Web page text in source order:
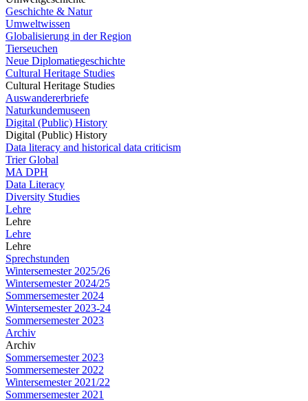
Geschichte & Natur
Umweltwissen
Globalisierung in der Region
Tierseuchen
Neue Diplomatiegeschichte
Cultural Heritage Studies
Cultural Heritage Studies
Auswandererbriefe
Naturkundemuseen
Digital (Public) History
Digital (Public) History
Data literacy and historical data criticism
Trier Global
MA DPH
Data Literacy
Diversity Studies
Lehre
Lehre
Lehre
Lehre
Sprechstunden
Wintersemester 2025/26
Wintersemester 2024/25
Sommersemester 2024
Wintersemester 2023-24
Sommersemester 2023
Archiv
Archiv
Sommersemester 2023
Sommersemester 2022
Wintersemester 2021/22
Sommersemester 2021